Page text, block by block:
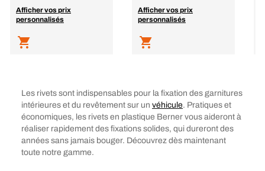
Afficher vos prix
personnalisés
Afficher vos prix
personnalisés
Les rivets sont indispensables pour la fixation des garnitures
intérieures et du revêtement sur un véhicule. Pratiques et
économiques, les rivets en plastique Berner vous aideront à
réaliser rapidement des fixations solides, qui dureront des
années sans jamais bouger. Découvrez dès maintenant
toute notre gamme.